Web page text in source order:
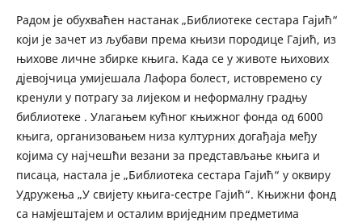
Радом је обухваћен настанак „Библиотеке сестара Гајић“
који је зачет из љубави према књизи породице Гајић, из
њихове личне збирке књига. Када се у животе њихових
дјевојчица умијешала Лафора болест, истовремено су
кренули у потрагу за лијеком и неформалну градњу
библиотеке . Улагањем кућног књижног фонда од 6000
књига, организовањем низа културних догађаја међу
којима су најчешћи везани за представљање књига и
писаца, настала је „Библиотека сестара Гајић“ у оквиру
Удружења „У свијету књига-сестре Гајић“. Књижни фонд
са намјештајем и осталим вриједним предметима